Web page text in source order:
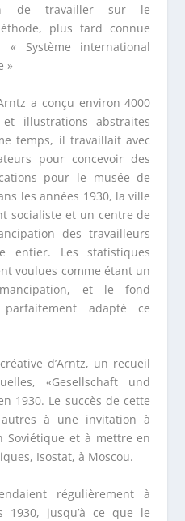
de travailler sur le
plus tard connue
« Système international
»
a conçu environ 4000
illustrations abstraites
temps, il travaillait avec
pour concevoir des
pour le musée de
les années 1930, la ville
socialiste et un centre de
des travailleurs
entier. Les statistiques
voulues comme étant un
et le fond
adapté ce
d’Arntz, un recueil
«Gesellschaft und
1930. Le succès de cette
à une invitation à
Soviétique et à mettre en
Isostat, à Moscou.
régulièrement à
1930, jusqu’à ce que le